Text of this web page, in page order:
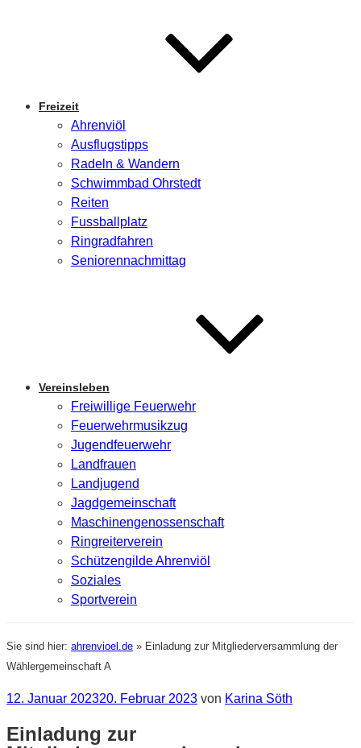
Freizeit
Ahrenviöl
Ausflugstipps
Radeln & Wandern
Schwimmbad Ohrstedt
Reiten
Fussballplatz
Ringradfahren
Seniorennachmittag
Vereinsleben
Freiwillige Feuerwehr
Feuerwehrmusikzug
Jugendfeuerwehr
Landfrauen
Landjugend
Jagdgemeinschaft
Maschinengenossenschaft
Ringreiterverein
Schützengilde Ahrenviöl
Soziales
Sportverein
Sie sind hier: ahrenvioel.de » Einladung zur Mitgliederversammlung der
Wählergemeinschaft A
Veröffentlicht
12. Januar 202320. Februar 2023 von Karina Söth
Einladung zur